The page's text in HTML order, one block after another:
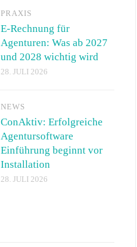
PRAXIS
E-Rechnung für
Agenturen: Was ab 2027
und 2028 wichtig wird
28. JULI 2026
NEWS
ConAktiv: Erfolgreiche
Agentursoftware
Einführung beginnt vor
Installation
28. JULI 2026